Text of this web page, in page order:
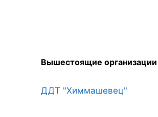
Вышестоящие организации
ДДТ "Химмашевец"